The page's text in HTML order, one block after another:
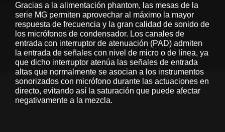
Gracias a la alimentación phantom, las mesas de la
serie MG permiten aprovechar al máximo la mayor
respuesta de frecuencia y la gran calidad de sonido de
los micrófonos de condensador. Los canales de
entrada con interruptor de atenuación (PAD) admiten
la entrada de señales con nivel de micro o de línea, ya
que dicho interruptor atenúa las señales de entrada
altas que normalmente se asocian a los instrumentos
sonorizados con micrófono durante las actuaciones en
directo, evitando así la saturación que puede afectar
negativamente a la mezcla.